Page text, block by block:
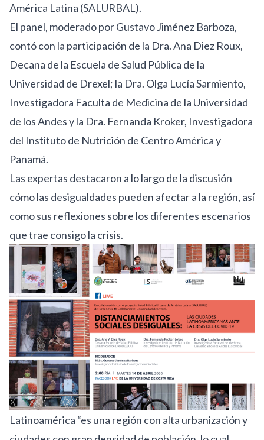
América Latina (SALURBAL).
El panel, moderado por Gustavo Jiménez Barboza,
contó con la participación de la Dra. Ana Diez Roux,
Decana de la Escuela de Salud Pública de la
Universidad de Drexel; la Dra. Olga Lucía Sarmiento,
Investigadora Faculta de Medicina de la Universidad
de los Andes y la Dra. Fernanda Kroker, Investigadora
del Instituto de Nutrición de Centro América y
Panamá.
Las expertas destacaron a lo largo de la discusión
cómo las desigualdades pueden afectar a la región, así
como sus reflexiones sobre los diferentes escenarios
que trae consigo la crisis.
Latinoamérica “es una región con alta urbanización y